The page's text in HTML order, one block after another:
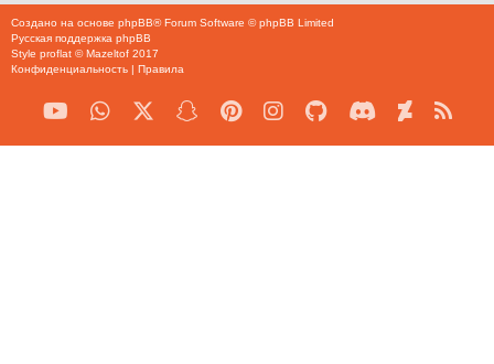
Создано на основе phpBB® Forum Software © phpBB Limited
Русская поддержка phpBB
Style proflat ©Mazeltof 2017
Конфиденциальность | Правила